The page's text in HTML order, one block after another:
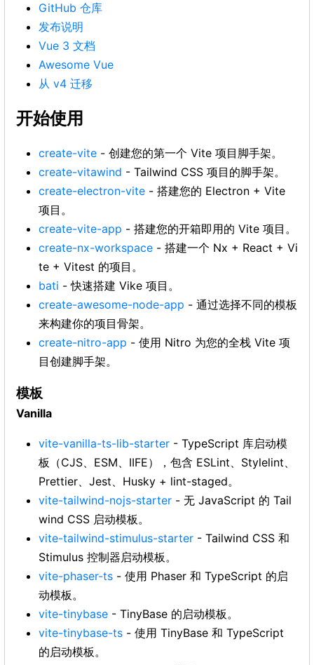
GitHub 仓库
发布说明
Vue 3 文档
Awesome Vue
从 v4 迁移
开始使用
create-vite - 创建您的第一个 Vite 项目脚手架。
create-vitawind - Tailwind CSS 项目的脚手架。
create-electron-vite - 搭建您的 Electron + Vite
项目。
create-vite-app - 搭建您的开箱即用的 Vite 项目。
create-nx-workspace - 搭建一个 Nx + React + Vi
te + Vitest 的项目。
bati - 快速搭建 Vike 项目。
create-awesome-node-app - 通过选择不同的模板
来构建你的项目骨架。
create-nitro-app - 使用 Nitro 为您的全栈 Vite 项
目创建脚手架。
模板
Vanilla
vite-vanilla-ts-lib-starter - TypeScript 库启动模
板（CJS、ESM、IIFE），包含 ESLint、Stylelint、
Prettier、Jest、Husky + lint-staged。
vite-tailwind-nojs-starter - 无 JavaScript 的 Tail
wind CSS 启动模板。
vite-tailwind-stimulus-starter - Tailwind CSS 和
Stimulus 控制器启动模板。
vite-phaser-ts - 使用 Phaser 和 TypeScript 的启
动模板。
vite-tinybase - TinyBase 的启动模板。
vite-tinybase-ts - 使用 TinyBase 和 TypeScript
的启动模板。